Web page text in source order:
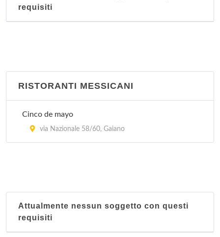
requisiti
RISTORANTI MESSICANI
Cinco de mayo
via Nazionale 58/60, Gaiano
Attualmente nessun soggetto con questi
requisiti